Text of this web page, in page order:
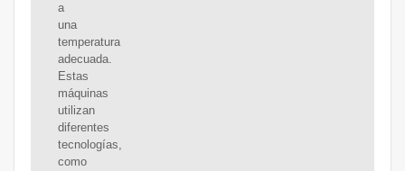
a
una
temperatura
adecuada.
Estas
máquinas
utilizan
diferentes
tecnologías,
como